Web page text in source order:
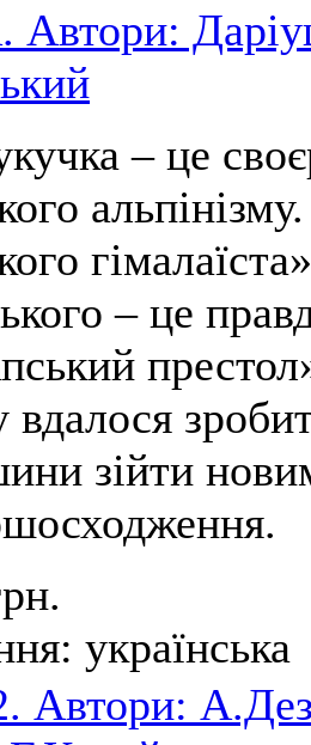
– це
– це
вдалося
зійти
українська
Автори: